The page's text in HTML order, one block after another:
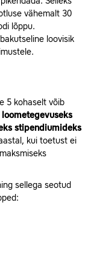
vähemalt 30
lõppu.
loovisik
5 kohaselt võib
loometegevuseks
stipendiumideks
kui toetust ei
sellega seotud